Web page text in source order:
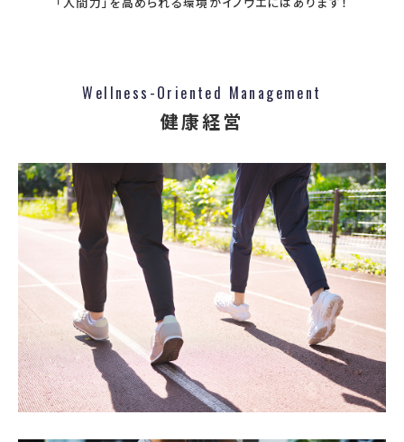
Wellness-Oriented Management
健康経営